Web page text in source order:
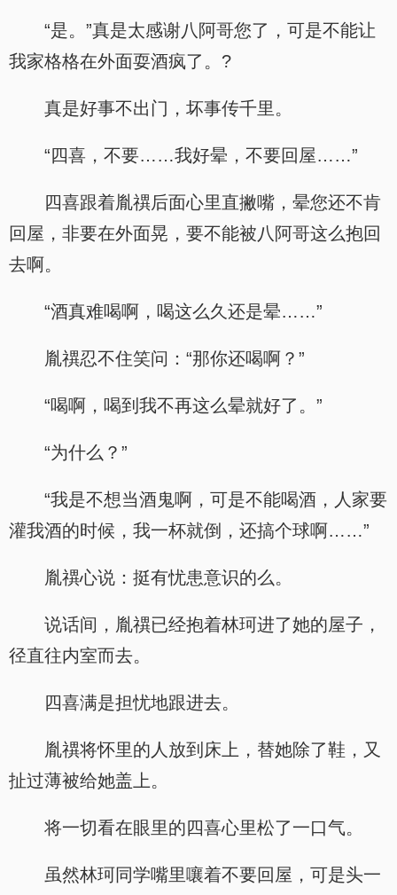
“是。”真是太感谢八阿哥您了，可是不能让
我家格格在外面耍酒疯了。?
真是好事不出门，坏事传千里。
“四喜，不要……我好晕，不要回屋……”
四喜跟着胤禩后面心里直撇嘴，晕您还不肯
回屋，非要在外面晃，要不能被八阿哥这么抱回
去啊。
“酒真难喝啊，喝这么久还是晕……”
胤禩忍不住笑问：“那你还喝啊？”
“喝啊，喝到我不再这么晕就好了。”
“为什么？”
“我是不想当酒鬼啊，可是不能喝酒，人家要
灌我酒的时候，我一杯就倒，还搞个球啊……”
胤禩心说：挺有忧患意识的么。
说话间，胤禩已经抱着林珂进了她的屋子，
径直往内室而去。
四喜满是担忧地跟进去。
胤禩将怀里的人放到床上，替她除了鞋，又
扯过薄被给她盖上。
将一切看在眼里的四喜心里松了一口气。
虽然林珂同学嘴里嚷着不要回屋，可是头一